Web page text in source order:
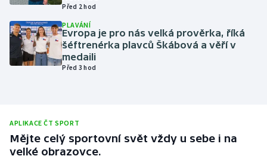
Olympijské hry
Parasport
Plavání
Ragby
Rychlobruslení
Před 2 hod
PLAVÁNÍ
Evropa je pro nás velká prověrka, říká
šéftrenérka plavců Škábová a věří v
medaili
Před 3 hod
APLIKACE ČT SPORT
Mějte celý sportovní svět vždy u sebe i na
velké obrazovce.